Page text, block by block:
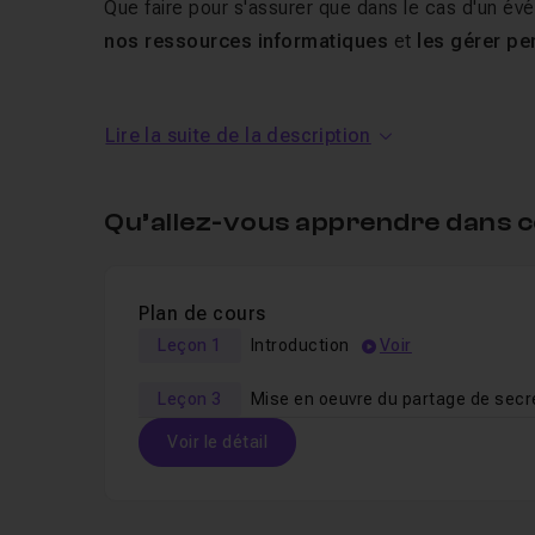
Que faire pour s'assurer que dans le cas d'un
nos ressources informatiques et les gérer
Au programme de ce tuto
distribuant la responsabilité entre un
ni ne puisse le déduire dans sa totalité sans
Ainsi, les 5 personnes (ou 4 des 5 ou 3 des 5
Lire la suite de la description
Qu’allez-vous apprendre dans
Plan de cours
Leçon 1 Introduction Voir
Leçon 3
Voir le détail